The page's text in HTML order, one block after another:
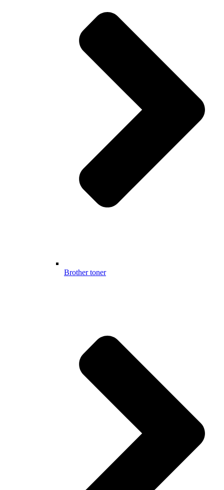
Brother toner